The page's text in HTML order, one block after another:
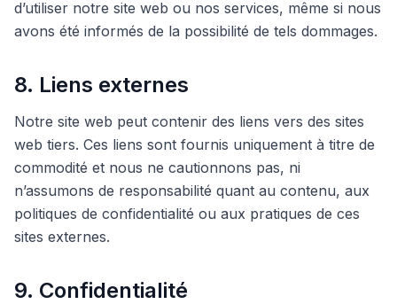
d’utiliser notre site web ou nos services, même si nous
avons été informés de la possibilité de tels dommages.
8. Liens externes
Notre site web peut contenir des liens vers des sites
web tiers. Ces liens sont fournis uniquement à titre de
commodité et nous ne cautionnons pas, ni
n’assumons de responsabilité quant au contenu, aux
politiques de confidentialité ou aux pratiques de ces
sites externes.
9. Confidentialité